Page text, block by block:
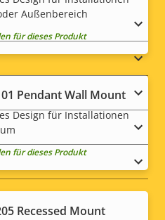
Außenbereich
für dieses Produkt
Pendant Wall Mount
Design für Installationen
für dieses Produkt
Recessed Mount